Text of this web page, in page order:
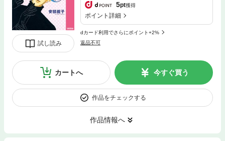
試し読み
5pt獲得
ポイント詳細
dカード利用でさらにポイント+2%
返品不可
カートへ 今すぐ買う
作品をチェックする
作品情報へ